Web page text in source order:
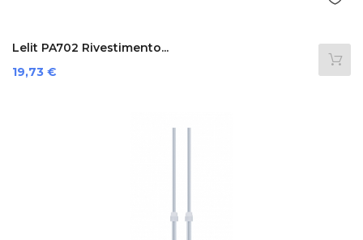
Lelit PA702 Rivestimento...
Prezzo
19,73 €